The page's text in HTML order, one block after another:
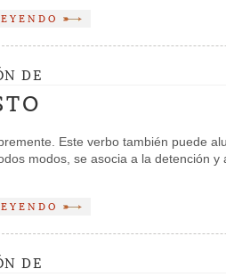
DE
Este verbo también puede
modos, se asocia a la detención y
DE